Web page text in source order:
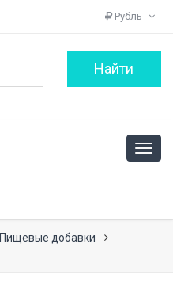
Рубль
Пищевые добавки